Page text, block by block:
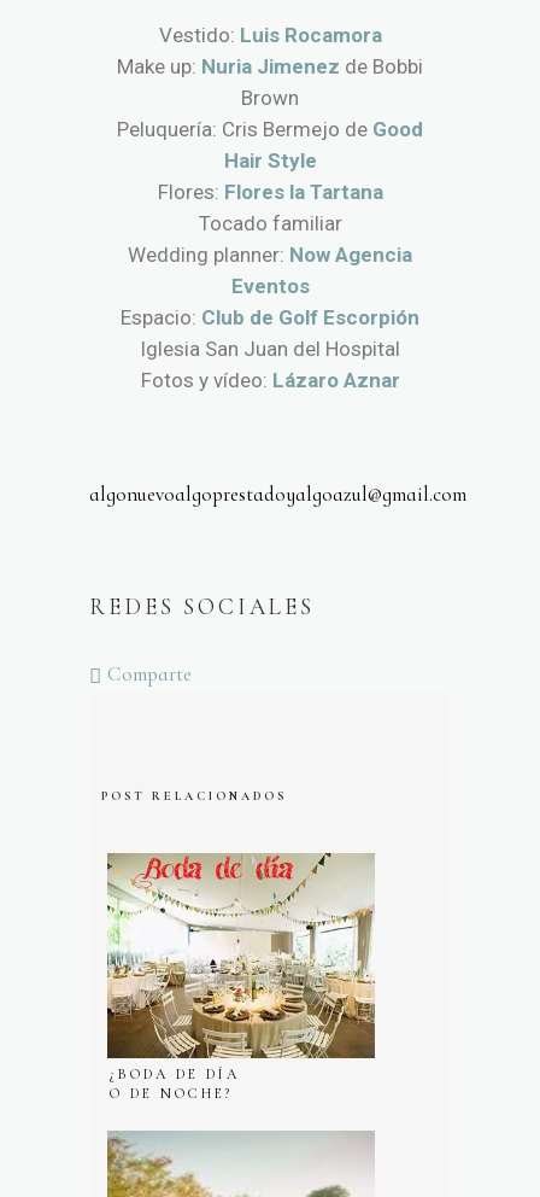
Vestido: Luis Rocamora
Make up: Nuria Jimenez de Bobbi
Brown
Peluquería: Cris Bermejo de Good
Hair Style
Flores: Flores la Tartana
Tocado familiar
Wedding planner: Now Agencia
Eventos
Espacio: Club de Golf Escorpión
Iglesia San Juan del Hospital
Fotos y vídeo: Lázaro Aznar
algonuevoalgoprestadoyalgoazul@gmail.com
REDES SOCIALES
Comparte
POST RELACIONADOS
¿BODA DE DÍA
O DE NOCHE?